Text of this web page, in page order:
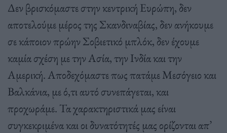
Δεν βρισκόμαστε στην κεντρική Ευρώπη, δεν
αποτελούμε μέρος της Σκανδιναβίας, δεν ανήκουμε
σε κάποιον πρώην Σοβιετικό μπλόκ, δεν έχουμε
καμία σχέση με την Ασία, την Ινδία και την
Αμερική. Αποδεχόμαστε πως πατάμε Μεσόγειο και
Βαλκάνια, με ό,τι αυτό συνεπάγεται, και
προχωράμε. Τα χαρακτηριστικά μας είναι
συγκεκριμένα και οι δυνατότητές μας ορίζονται απ’